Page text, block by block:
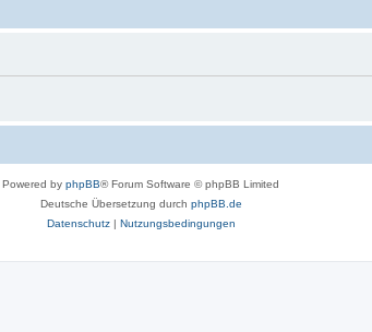
Powered by phpBB® Forum Software © phpBB Limited
Deutsche Übersetzung durch phpBB.de
Datenschutz| Nutzungsbedingungen